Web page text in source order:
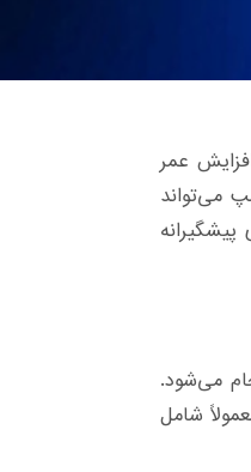
عمر
می‌تواند
می‌شود.
شامل